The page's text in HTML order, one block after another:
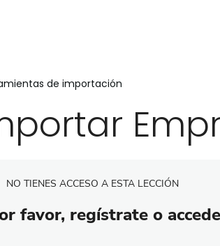
de importación
NO TIENES ACCESO A ESTA LECCIÓN
favor, regístrate o